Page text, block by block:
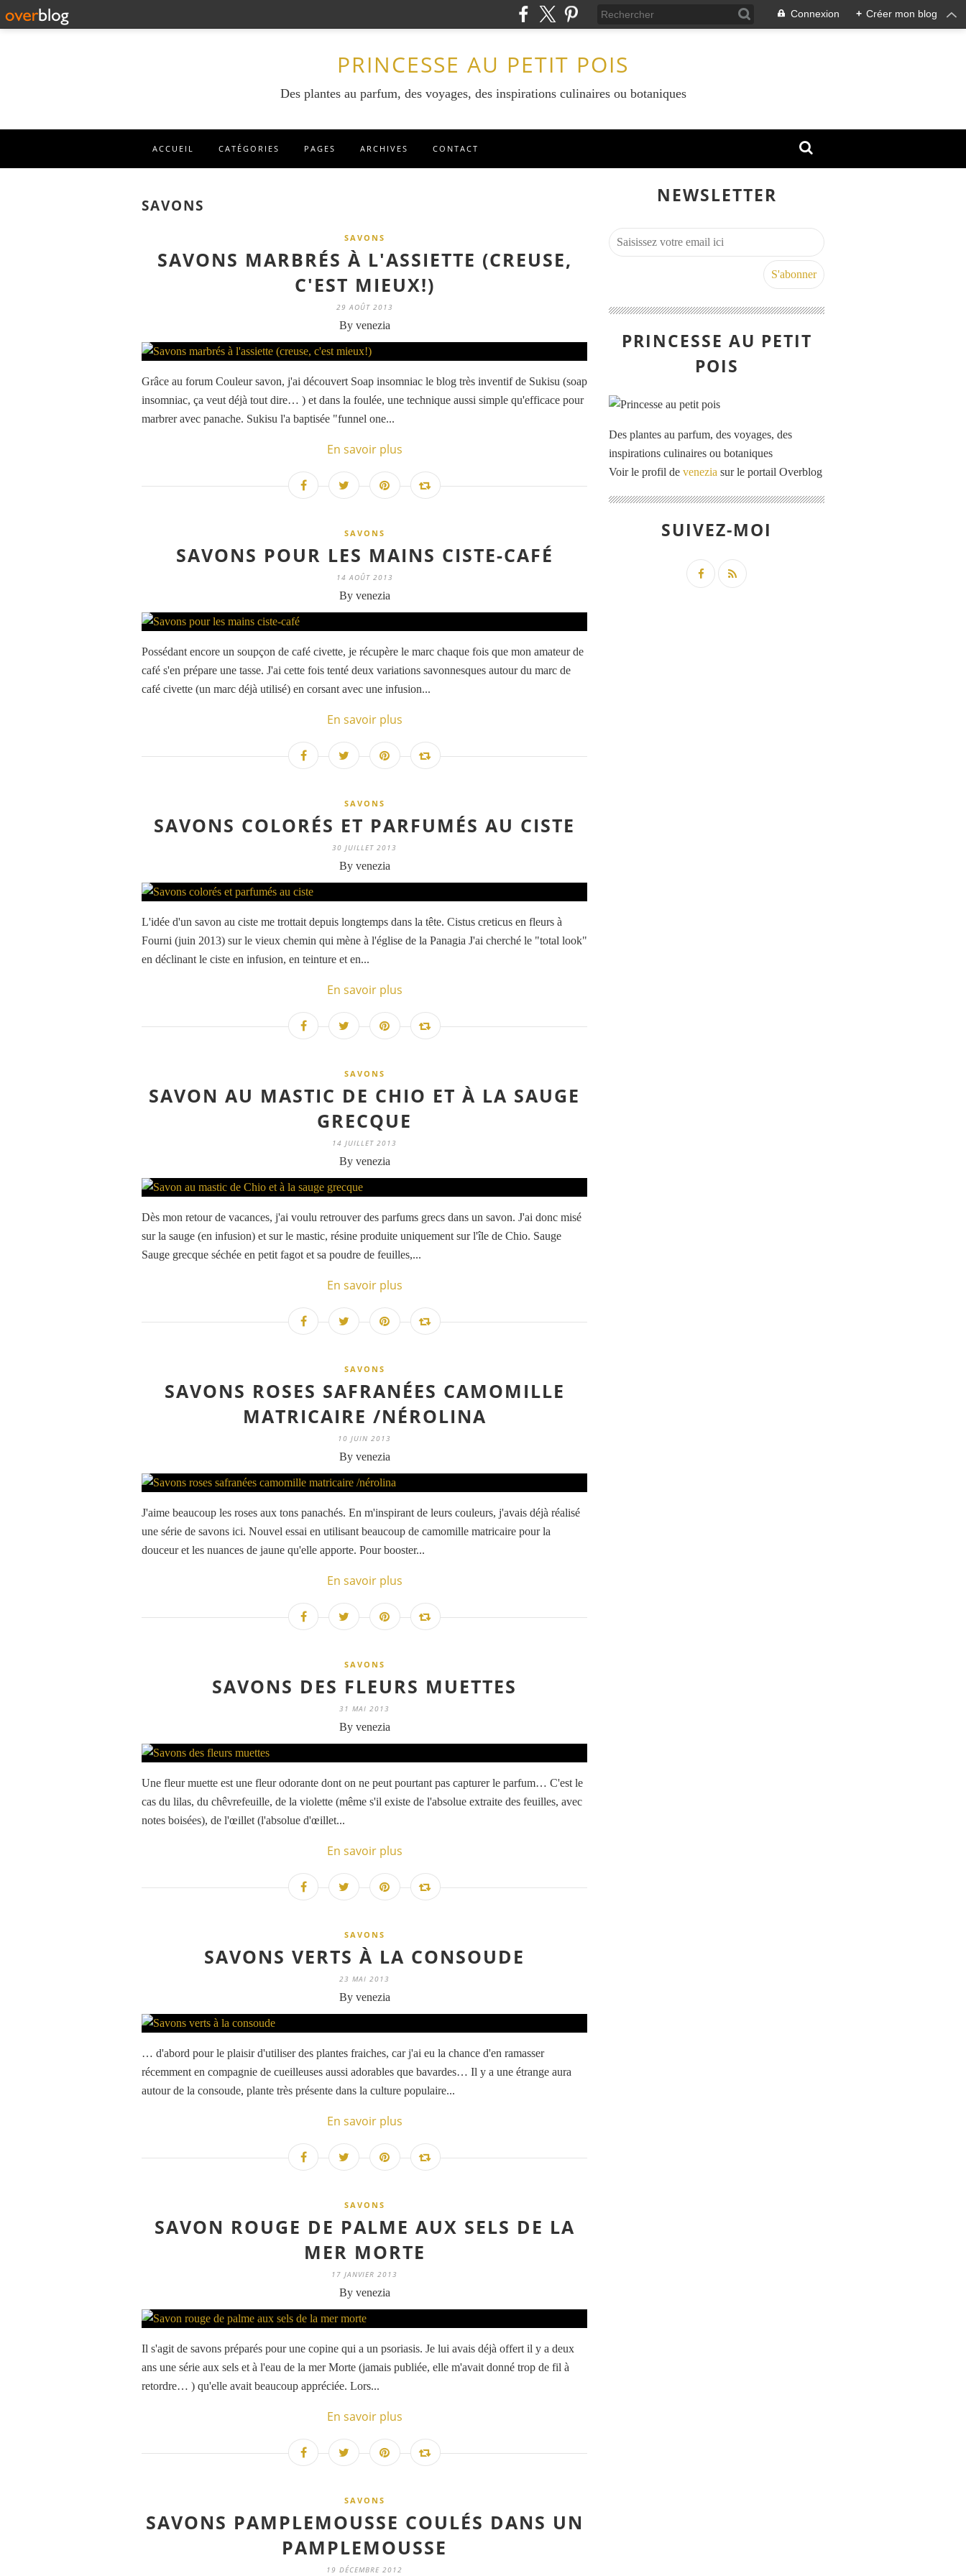
Connexion + Créer mon blog
PRINCESSE AU PETIT POIS
Des plantes au parfum, des voyages, des inspirations culinaires ou botaniques
ACCUEIL CATÉGORIES PAGES ARCHIVES CONTACT
SAVONS
SAVONS
SAVONS MARBRÉS À L'ASSIETTE (CREUSE,
C'EST MIEUX!)
29 AOÛT 2013
By venezia
Grâce au forum Couleur savon, j'ai découvert Soap insomniac le blog très inventif de Sukisu (soap
insomniac, ça veut déjà tout dire… ) et dans la foulée, une technique aussi simple qu'efficace pour
marbrer avec panache. Sukisu l'a baptisée "funnel one...
En savoir plus
SAVONS
SAVONS POUR LES MAINS CISTE-CAFÉ
14 AOÛT 2013
By venezia
Possédant encore un soupçon de café civette, je récupère le marc chaque fois que mon amateur de
café s'en prépare une tasse. J'ai cette fois tenté deux variations savonnesques autour du marc de
café civette (un marc déjà utilisé) en corsant avec une infusion...
En savoir plus
SAVONS
SAVONS COLORÉS ET PARFUMÉS AU CISTE
30 JUILLET 2013
By venezia
L'idée d'un savon au ciste me trottait depuis longtemps dans la tête. Cistus creticus en fleurs à
Fourni (juin 2013) sur le vieux chemin qui mène à l'église de la Panagia J'ai cherché le "total look"
en déclinant le ciste en infusion, en teinture et en...
En savoir plus
SAVONS
SAVON AU MASTIC DE CHIO ET À LA SAUGE
GRECQUE
14 JUILLET 2013
By venezia
Dès mon retour de vacances, j'ai voulu retrouver des parfums grecs dans un savon. J'ai donc misé
sur la sauge (en infusion) et sur le mastic, résine produite uniquement sur l'île de Chio. Sauge
Sauge grecque séchée en petit fagot et sa poudre de feuilles,...
En savoir plus
SAVONS
SAVONS ROSES SAFRANÉES CAMOMILLE
MATRICAIRE /NÉROLINA
10 JUIN 2013
By venezia
J'aime beaucoup les roses aux tons panachés. En m'inspirant de leurs couleurs, j'avais déjà réalisé
une série de savons ici. Nouvel essai en utilisant beaucoup de camomille matricaire pour la
douceur et les nuances de jaune qu'elle apporte. Pour booster...
En savoir plus
SAVONS
SAVONS DES FLEURS MUETTES
31 MAI 2013
By venezia
Une fleur muette est une fleur odorante dont on ne peut pourtant pas capturer le parfum… C'est le
cas du lilas, du chêvrefeuille, de la violette (même s'il existe de l'absolue extraite des feuilles, avec
notes boisées), de l'œillet (l'absolue d'œillet...
En savoir plus
SAVONS
SAVONS VERTS À LA CONSOUDE
23 MAI 2013
By venezia
… d'abord pour le plaisir d'utiliser des plantes fraiches, car j'ai eu la chance d'en ramasser
récemment en compagnie de cueilleuses aussi adorables que bavardes… Il y a une étrange aura
autour de la consoude, plante très présente dans la culture populaire...
En savoir plus
SAVONS
SAVON ROUGE DE PALME AUX SELS DE LA
MER MORTE
17 JANVIER 2013
By venezia
Il s'agit de savons préparés pour une copine qui a un psoriasis. Je lui avais déjà offert il y a deux
ans une série aux sels et à l'eau de la mer Morte (jamais publiée, elle m'avait donné trop de fil à
retordre… ) qu'elle avait beaucoup appréciée. Lors...
En savoir plus
SAVONS
SAVONS PAMPLEMOUSSE COULÉS DANS UN
PAMPLEMOUSSE
19 DÉCEMBRE 2012
NEWSLETTER
PRINCESSE AU PETIT
POIS
Des plantes au parfum, des voyages, des
inspirations culinaires ou botaniques
Voir le profil de venezia sur le portail Overblog
SUIVEZ-MOI